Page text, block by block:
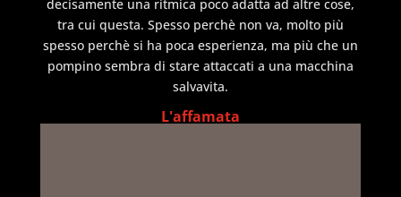
decisamente una ritmica poco adatta ad altre cose,
tra cui questa. Spesso perchè non va, molto più
spesso perchè si ha poca esperienza, ma più che un
pompino sembra di stare attaccati a una macchina
salvavita.
L'affamata